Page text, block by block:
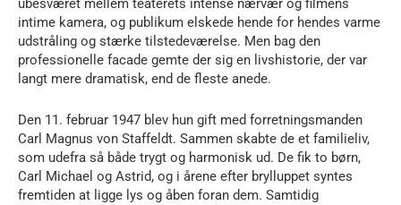
ubesværet mellem teaterets intense nærvær og filmens
intime kamera, og publikum elskede hende for hendes varme
udstråling og stærke tilstedeværelse. Men bag den
professionelle facade gemte der sig en livshistorie, der var
langt mere dramatisk, end de fleste anede.
Den 11. februar 1947 blev hun gift med forretningsmanden
Carl Magnus von Staffeldt. Sammen skabte de et familieliv,
som udefra så både trygt og harmonisk ud. De fik to børn,
Carl Michael og Astrid, og i årene efter brylluppet syntes
fremtiden at ligge lys og åben foran dem. Samtidig